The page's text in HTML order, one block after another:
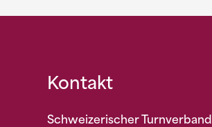
Fusszeile
Kontakt
Schweizerischer Turnverband